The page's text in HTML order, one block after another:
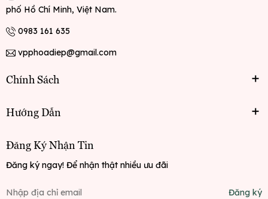
phố Hồ Chí Minh, Việt Nam.
0983 161 635
vpphoadiep@gmail.com
Chính Sách
Hướng Dẫn
Đăng Ký Nhận Tin
Đăng ký ngay! Để nhận thật nhiều ưu đãi
Đăng ký